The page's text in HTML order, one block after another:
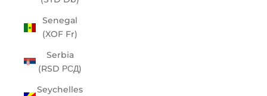
Senegal
(XOF Fr)
Serbia
(RSD РСД)
Seychelles